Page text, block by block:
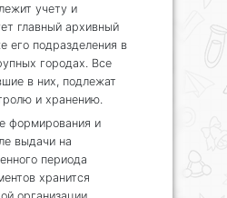
учету и
главный архивный
его подразделения в
городах. Все
в них, подлежат
и хранению.
формирования и
выдачи на
периода
хранится